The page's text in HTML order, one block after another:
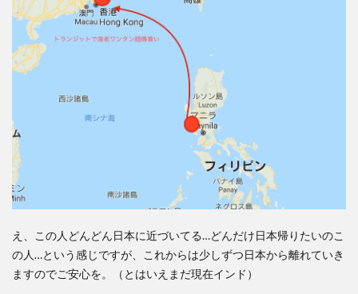
え、この人どんどん日本に近づいてる…どんだけ日本帰りたいのこ
の人…という感じですが、これからは少しずつ日本から離れていき
ますのでご安心を。（とはいえまだ現在インド）